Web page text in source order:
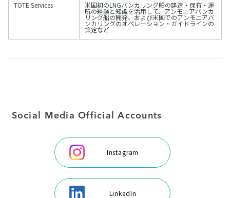
TOTE Services 米国初のLNGバンカリング船の建造・保有・運
航の経験と知識を活用して、アンモニアバンカ
リング船の開発、および米国でのアンモニアバ
ンカリングのオペレーション・ガイドラインの
策定など
Social Media Official Accounts
Instagram
LinkedIn